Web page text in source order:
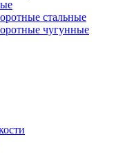
стальные
чугунные